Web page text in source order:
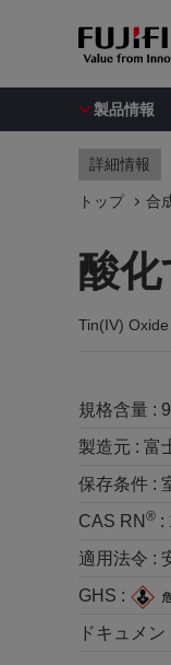
製品情報
詳細情報
トップ 合
酸
Tin(IV) Oxide
規格含量 :
製造元 : 富
保存条件 :
CAS RN ® :
適用法令 :
GHS :
ドキュメン